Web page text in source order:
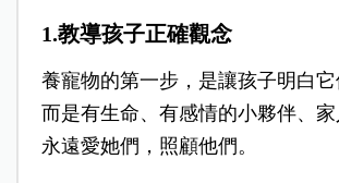
1.教導孩子正確觀念
養寵物的第一步，是讓孩子明白它
而是有生命、有感情的小夥伴、
永遠愛她們，照顧他們。